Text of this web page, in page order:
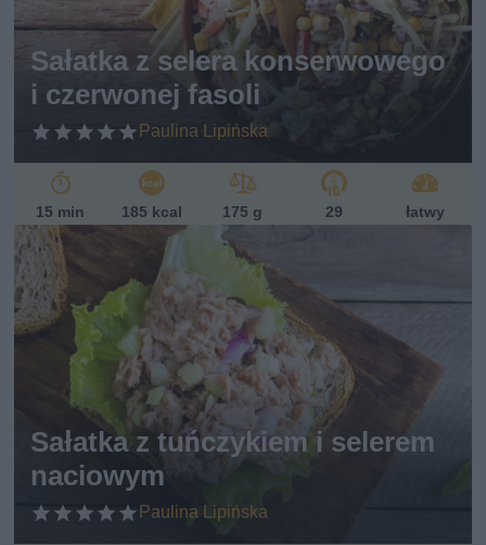
Sałatka z selera konserwowego
i czerwonej fasoli
Paulina Lipińska
15 min 185 kcal 175 g 29 łatwy
Sałatka z tuńczykiem i selerem
naciowym
Paulina Lipińska